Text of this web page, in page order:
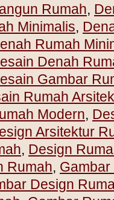
Rumah,
Minimalis,
Rumah
Denah
Gambar
Rumah
Modern,
Arsitektur
, Design
Rumah,
Design